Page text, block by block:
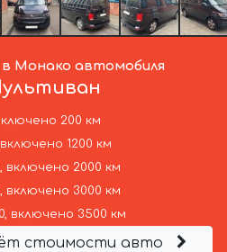
Монако автомобиля
200 км
1200 км
включено 2000 км
включено 3000 км
включено 3500 км
стоимости авто